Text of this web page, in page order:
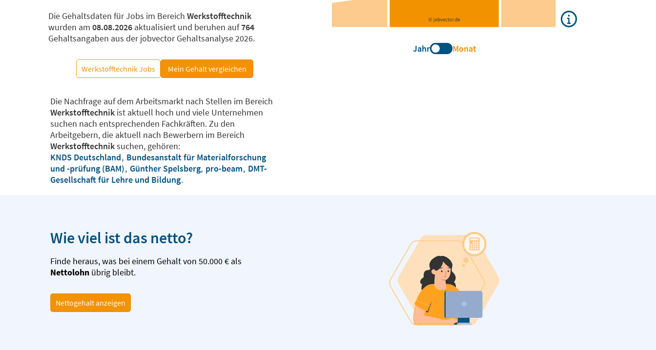
Die Gehaltsdaten für Jobs im Bereich Werkstofftechnik
wurden am 08.08.2026 aktualisiert und beruhen auf764
Gehaltsangaben aus der jobvector Gehaltsanalyse 2026.
Werkstofftechnik Jobs Mein Gehalt vergleichen
Jahr Monat
Die Nachfrage auf dem Arbeitsmarkt nach Stellen im Bereich
Werkstofftechnik ist aktuell hoch und viele Unternehmen
suchen nach entsprechenden Fachkräften. Zu den
Arbeitgebern, die aktuell nach Bewerbern im Bereich
Werkstofftechniksuchen, gehören:
KNDS Deutschland, Bundesanstalt für Materialforschung
und -prüfung (BAM), Günther Spelsberg, pro-beam, DMT-
Gesellschaft für Lehre und Bildung.
Wie viel ist das netto?
Finde heraus, was bei einem Gehalt von 50.000 € als
Nettolohn übrig bleibt.
Nettogehalt anzeigen